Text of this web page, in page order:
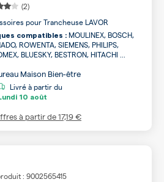
(2)
pour Trancheuse LAVOR
compatibles : MOULINEX, BOSCH,
ROWENTA, SIEMENS, PHILIPS,
BLUESKY, BESTRON, HITACHI ...
Maison Bien-être
Livré à partir du
10 août
à partir de17,19 €
: 9002565415